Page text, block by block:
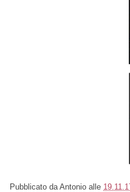
Pubblicato da Antonio alle